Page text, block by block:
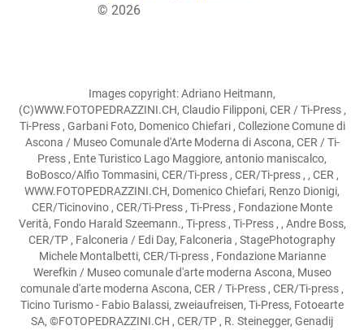
© 2026
Images copyright: Adriano Heitmann,
(C)WWW.FOTOPEDRAZZINI.CH, Claudio Filipponi, CER / Ti-Press ,
Ti-Press , Garbani Foto, Domenico Chiefari , Collezione Comune di
Ascona / Museo Comunale d'Arte Moderna di Ascona, CER / Ti-
Press , Ente Turistico Lago Maggiore, antonio maniscalco,
BoBosco/Alfio Tommasini, CER/Ti-press , CER/Ti-press , , CER ,
WWW.FOTOPEDRAZZINI.CH, Domenico Chiefari, Renzo Dionigi,
CER/Ticinovino , CER/Ti-Press , Ti-Press , Fondazione Monte
Verità, Fondo Harald Szeemann., Ti-press , Ti-Press , , Andre Boss,
CER/TP , Falconeria / Edi Day, Falconeria , StagePhotography
Michele Montalbetti, CER/Ti-press , Fondazione Marianne
Werefkin / Museo comunale d'arte moderna Ascona, Museo
comunale d'arte moderna Ascona, CER / Ti-Press , CER/Ti-press ,
Ticino Turismo - Fabio Balassi, zweiaufreisen, Ti-Press, Fotoearte
SA, ©FOTOPEDRAZZINI.CH , CER/TP , R. Steinegger, Genadij